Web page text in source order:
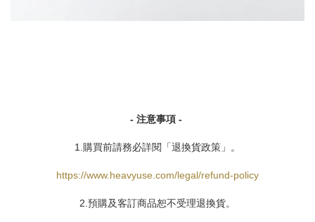
- 注意事項 -
1.購買前請務必詳閱「退換貨政策」。
https://www.heavyuse.com/legal/refund-policy
2.預購及客訂商品恕不受理退換貨。